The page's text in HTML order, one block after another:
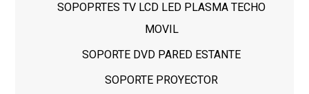
SOPOPRTES TV LCD LED PLASMA TECHO
MOVIL
SOPORTE DVD PARED ESTANTE
SOPORTE PROYECTOR